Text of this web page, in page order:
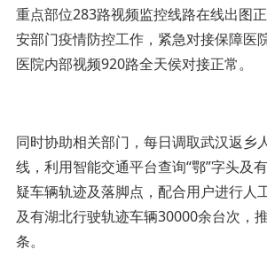
重点部位283路视频监控线路在线出图
安部门疫情防控工作，紧急对接保障医
医院内部视频920路全天侯对接正常。
同时协助相关部门，每日调取武汉返乡
线，利用智能交通平台查询“鄂”字头及
疑车辆轨迹及落脚点，配合用户进行人
及有湖北行驶轨迹车辆30000余台次，
条。